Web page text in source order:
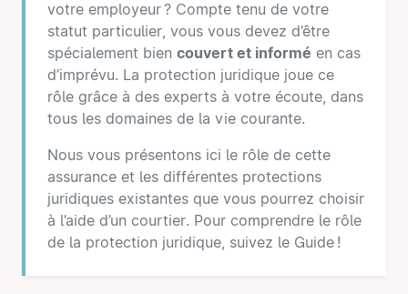
votre employeur ? Compte tenu de votre
statut particulier, vous vous devez d’être
spécialement bien couvert et informé en cas
d’imprévu. La protection juridique joue ce
rôle grâce à des experts à votre écoute, dans
tous les domaines de la vie courante.
Nous vous présentons ici le rôle de cette
assurance et les différentes protections
juridiques existantes que vous pourrez choisir
à l’aide d’un courtier. Pour comprendre le rôle
de la protection juridique, suivez le Guide !